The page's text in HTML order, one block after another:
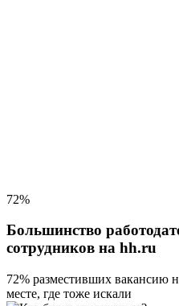
72%
Большинство
сотрудников на hh.ru
72% разместивших вакансию
месте, где тоже искали